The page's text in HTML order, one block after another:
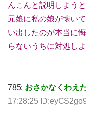
んこんと説明しよう
元娘に私の娘が懐い
い出したのが本当に
らないうちに対処し
785: おさかなくわえ
17:28:25 ID:eyCS2go9